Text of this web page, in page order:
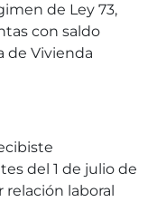
de Ley 73,
con saldo
de Vivienda
del 1 de julio de
relación laboral